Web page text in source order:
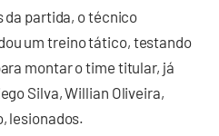
da partida, o técnico
um treino tático, testando
montar o time titular, já
Silva, Willian Oliveira,
lesionados.